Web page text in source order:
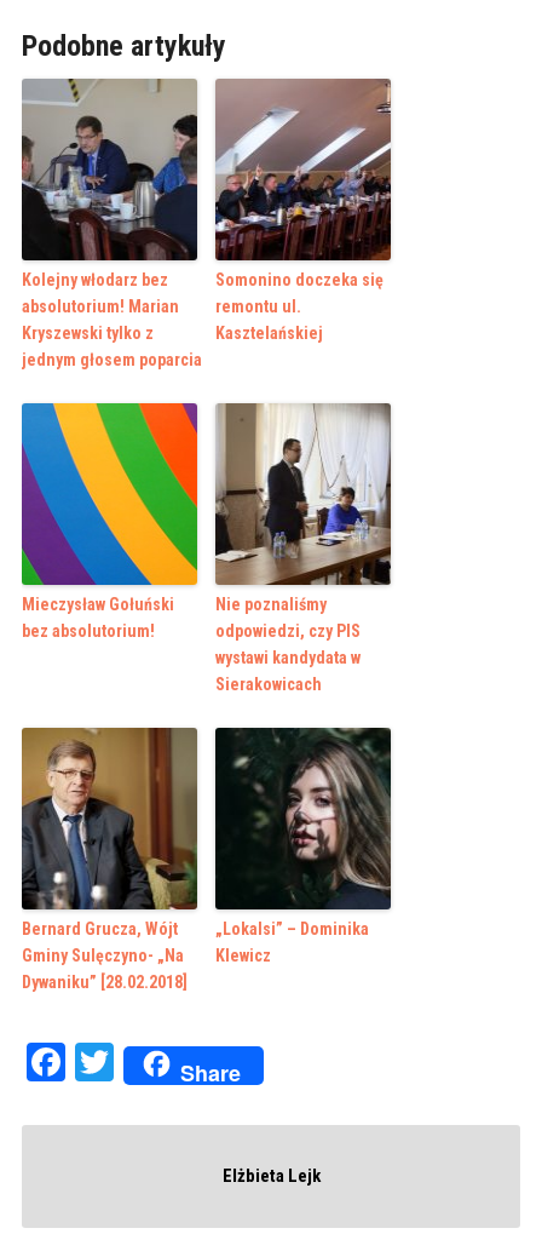
Podobne artykuły
Kolejny włodarz bez
absolutorium! Marian
Kryszewski tylko z
jednym głosem poparcia
Somonino doczeka się
remontu ul.
Kasztelańskiej
Mieczysław Gołuński
bez absolutorium!
Nie poznaliśmy
odpowiedzi, czy PIS
wystawi kandydata w
Sierakowicach
Bernard Grucza, Wójt
Gminy Sulęczyno- „Na
Dywaniku” [28.02.2018]
„Lokalsi” – Dominika
Klewicz
Facebook
Twitter
Share
Elżbieta Lejk